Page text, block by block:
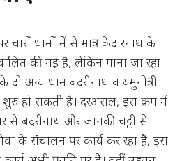
चारों धामों में से मात्र केदारनाथ के
की गई है, लेकिन माना जा रहा
अन्य धाम बदरीनाथ व यमुनोत्री
हो सकती है। दरअसल, इस क्रम में
से बदरीनाथ और जानकी चट्टी से
के संचालन पर कार्य कर रहा है, इस